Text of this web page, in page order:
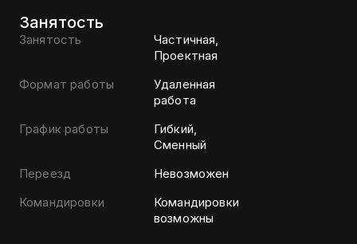
Занятость
Занятость
Частичная,
Проектная
Формат работы
Удаленная
работа
График работы
Гибкий,
Сменный
Переезд
Невозможен
Командировки
Командировки
возможны